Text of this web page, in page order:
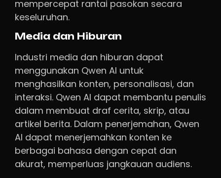
mempercepat rantai pasokan secara
keseluruhan.
Media dan Hiburan
Industri media dan hiburan dapat
menggunakan Qwen AI untuk
menghasilkan konten, personalisasi, dan
interaksi. Qwen AI dapat membantu penulis
dalam membuat draf cerita, skrip, atau
artikel berita. Dalam penerjemahan, Qwen
AI dapat menerjemahkan konten ke
berbagai bahasa dengan cepat dan
akurat, memperluas jangkauan audiens.